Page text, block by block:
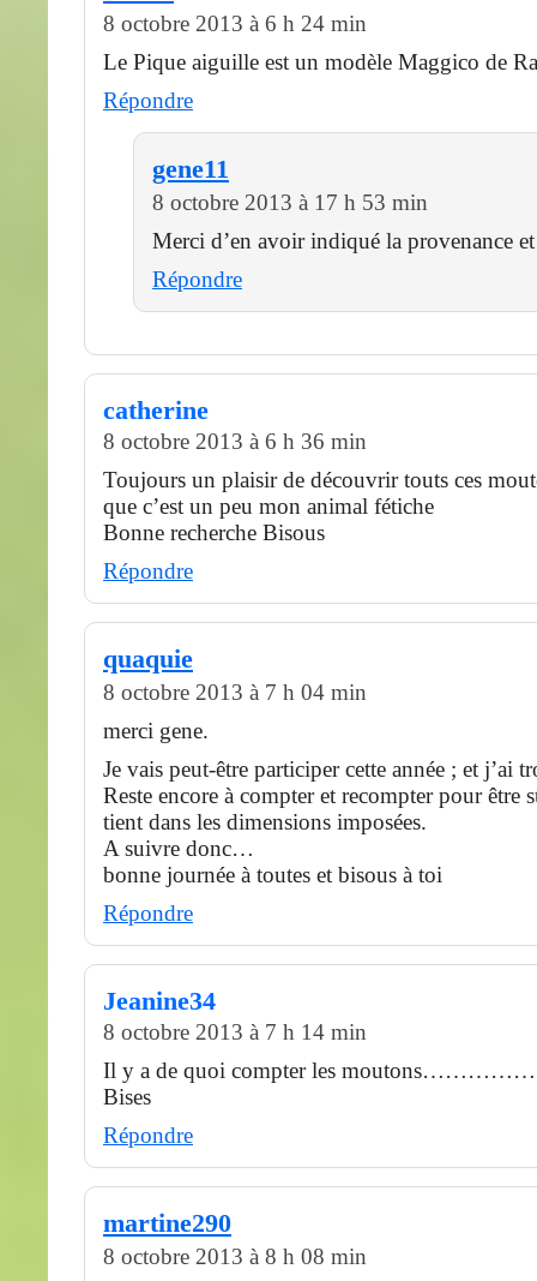
8 octobre 2013 à 6 h 24 min
Le Pique aiguille est un modèle Maggico de
Répondre
gene11
8 octobre 2013 à 17 h 53 min
Merci d’en avoir indiqué la provenance et
Répondre
catherine
8 octobre 2013 à 6 h 36 min
Toujours un plaisir de découvrir touts ces
que c’est un peu mon animal fétiche
Bonne recherche Bisous
Répondre
quaquie
8 octobre 2013 à 7 h 04 min
merci gene.
Je vais peut-être participer cette année ; et j’ai
Reste encore à compter et recompter pour être
tient dans les dimensions imposées.
A suivre donc…
bonne journée à toutes et bisous à toi
Répondre
Jeanine34
8 octobre 2013 à 7 h 14 min
Il y a de quoi compter les moutons……………
Bises
Répondre
martine290
8 octobre 2013 à 8 h 08 min